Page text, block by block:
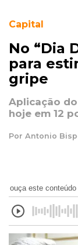
Capital
No “Dia
para
gripe
Aplicação
hoje em 12
Por Antonio
ouça este conteúdo